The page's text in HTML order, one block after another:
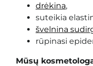
drėkina,
suteikia
švelnina
rūpinasi
Mūsų